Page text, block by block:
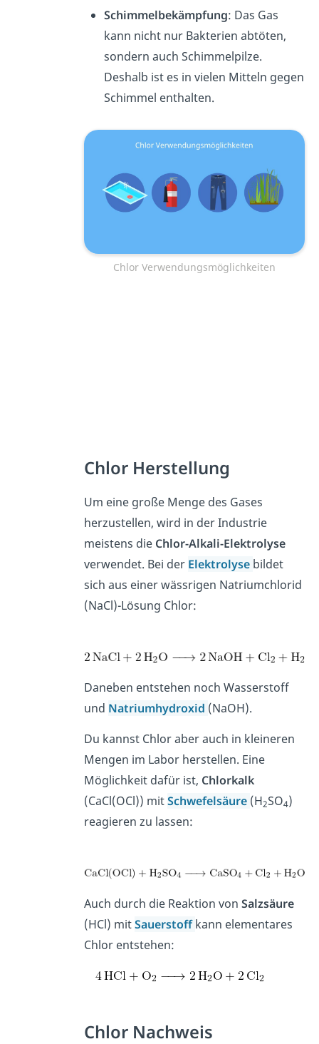
Schimmelbekämpfung: Das Gas
kann nicht nur Bakterien abtöten,
sondern auch Schimmelpilze.
Deshalb ist es in vielen Mitteln gegen
Schimmel enthalten.
Chlor Verwendungsmöglichkeiten
Chlor Herstellung
Um eine große Menge des Gases
herzustellen, wird in der Industrie
meistens die Chlor-Alkali-Elektrolyse
verwendet. Bei der Elektrolyse bildet
sich aus einer wässrigen Natriumchlorid
(NaCl)-Lösung Chlor:
Daneben entstehen noch Wasserstoff
und Natriumhydroxid (NaOH).
Du kannst Chlor aber auch in kleineren
Mengen im Labor herstellen. Eine
Möglichkeit dafür ist, Chlorkalk
(CaCl(OCl)) mitSchwefelsäure (H2SO4)
reagieren zu lassen:
Auch durch die Reaktion von Salzsäure
(HCl) mitSauerstoff kann elementares
Chlor entstehen:
Chlor Nachweis